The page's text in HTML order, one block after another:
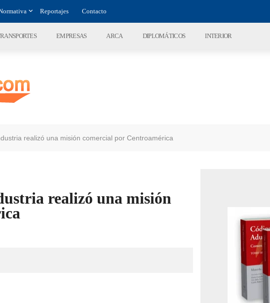
Reportajes Contacto
EMPRESAS ARCA DIPLOMÁTICOS INTERIOR
realizó una misión comercial por Centroamérica
realizó una misión